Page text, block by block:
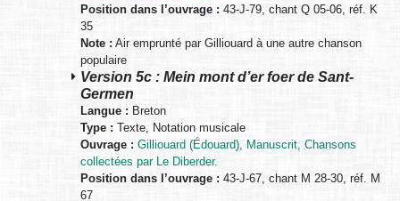
Position dans l’ouvrage : 43-J-79, chant Q 05-06, réf. K
35
Note : Air emprunté par Gilliouard à une autre chanson
populaire
Version 5c : Mein mont d’er foer de Sant-
Germen
Langue : Breton
Type : Texte, Notation musicale
Ouvrage : Gilliouard (Édouard), Manuscrit, Chansons
collectées par Le Diberder.
Position dans l’ouvrage : 43-J-67, chant M 28-30, réf. M
67